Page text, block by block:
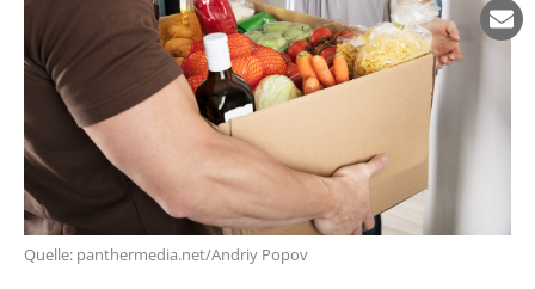
Quelle: panthermedia.net/Andriy Popov